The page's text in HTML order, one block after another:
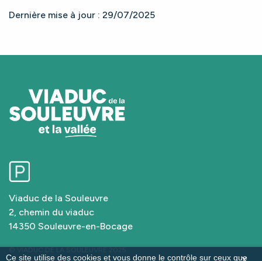
Dernière mise à jour : 29/07/2025
Viaduc de la Souleuvre
2, chemin du viaduc
14350 Souleuvre-en-Bocage
© VIADUC DE LA SOULEUVRE 2025
Ce site utilise des cookies et vous donne le contrôle sur ceux que